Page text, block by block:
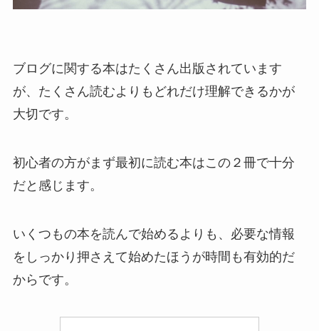
ブログに関する本はたくさん出版されています
が、たくさん読むよりもどれだけ理解できるかが
大切です。
初心者の方がまず最初に読む本はこの２冊で十分
だと感じます。
いくつもの本を読んで始めるよりも、必要な情報
をしっかり押さえて始めたほうが時間も有効的だ
からです。